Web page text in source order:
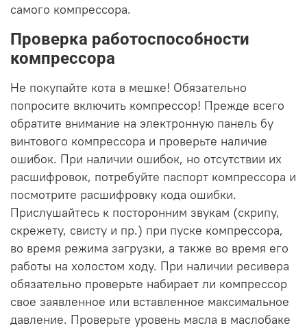
самого компрессора.
Проверка работоспособности
компрессора
Не покупайте кота в мешке! Обязательно
попросите включить компрессор! Прежде всего
обратите внимание на электронную панель бу
винтового компрессора и проверьте наличие
ошибок. При наличии ошибок, но отсутствии их
расшифровок, потребуйте паспорт компрессора и
посмотрите расшифровку кода ошибки.
Прислушайтесь к посторонним звукам (скрипу,
скрежету, свисту и пр.) при пуске компрессора,
во время режима загрузки, а также во время его
работы на холостом ходу. При наличии ресивера
обязательно проверьте набирает ли компрессор
свое заявленное или вставленное максимальное
давление. Проверьте уровень масла в маслобаке